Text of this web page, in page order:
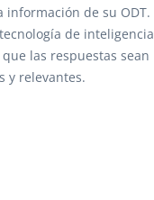
información de su ODT.
de inteligencia
las respuestas sean
y relevantes.